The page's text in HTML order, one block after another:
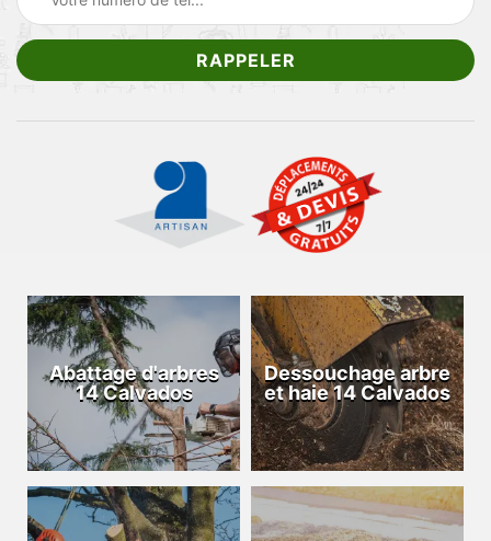
Abattage d'arbres
14 Calvados
Dessouchage arbre
et haie 14 Calvados